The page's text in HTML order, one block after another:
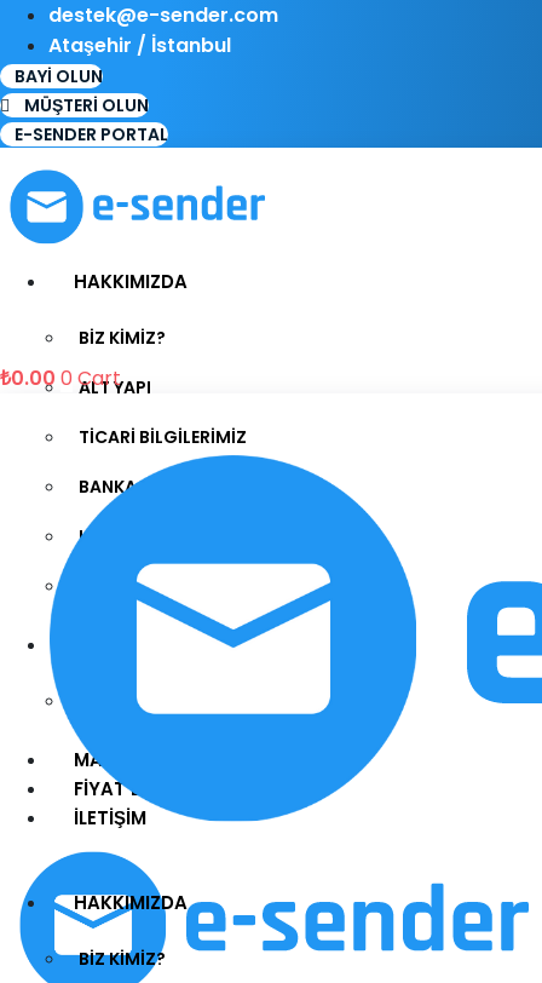
destek@e-sender.com
Ataşehir / İstanbul
BAYİ OLUN
MÜŞTERİ OLUN
E-SENDER PORTAL
HAKKIMIZDA
BİZ KİMİZ?
ALT YAPI
TİCARİ BİLGİLERİMİZ
BANKA BİLGİLERİMİZ
KVKK BİLGİLENDİRME METNİ
GİZLİLİK POLİTİKASI
E-SENDER APP
MAĞAZA
FİYAT LİSTESİ
İLETİŞİM
₺0.00 0 Cart
HAKKIMIZDA
BİZ KİMİZ?